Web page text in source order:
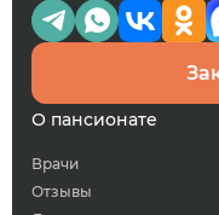
О пансионате
Врачи
Отзывы